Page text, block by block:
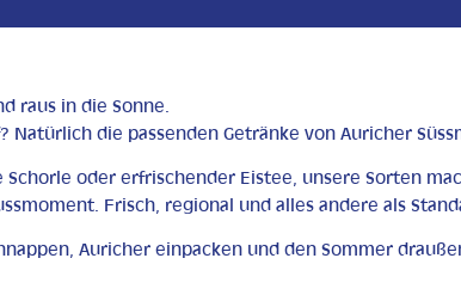
raus in die Sonne.
Natürlich die passenden Getränke von Auricher
oder erfrischender Eistee, unsere Sorten
Frisch, regional und alles andere als
Auricher einpacken und den Sommer